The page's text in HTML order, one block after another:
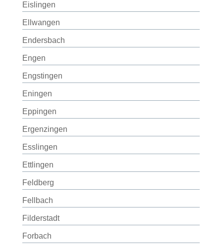
Eislingen
Ellwangen
Endersbach
Engen
Engstingen
Eningen
Eppingen
Ergenzingen
Esslingen
Ettlingen
Feldberg
Fellbach
Filderstadt
Forbach